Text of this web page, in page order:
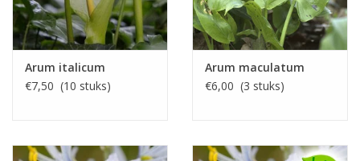
Arum italicum
€7,50 (10 stuks)
Arum maculatum
€6,00 (3 stuks)